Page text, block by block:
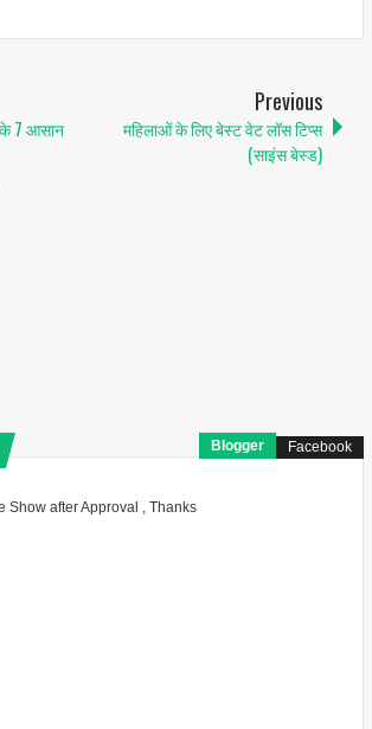
7 आसान
Previous
महिलाओं के लिए बेस्ट वेट लॉस टिप्स
(साइंस बेस्ड)
Blogger Facebook
Show after Approval , Thanks